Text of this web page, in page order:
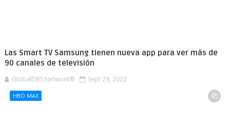
Las Smart TV Samsung tienen nueva app para ver más de
90 canales de televisión
GlobalDBS Network® Sept 29, 2022
HBO MAX